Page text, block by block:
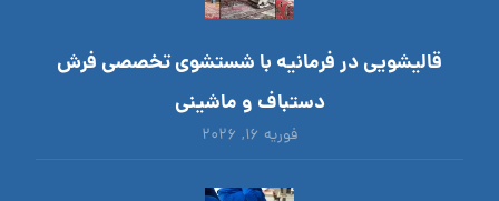
قالیشویی در فرمانیه با شستشوی تخصصی فرش
دستباف و ماشینی
فوریه ۱۶, ۲۰۲۶